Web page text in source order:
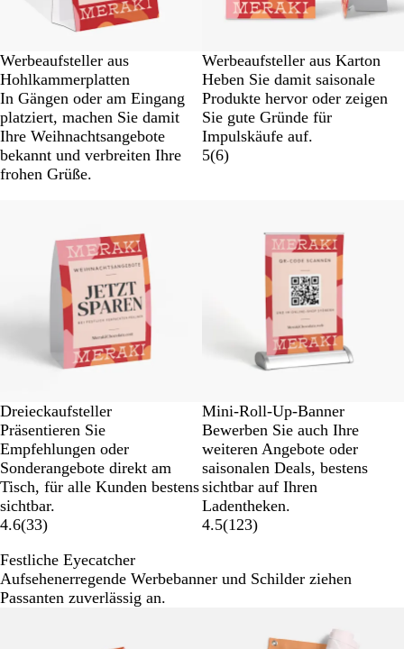
Werbeaufsteller aus
Hohlkammerplatten
In Gängen oder am Eingang
platziert, machen Sie damit
Ihre Weihnachtsangebote
bekannt und verbreiten Ihre
frohen Grüße.
Werbeaufsteller aus Karton
Heben Sie damit saisonale
Produkte hervor oder zeigen
Sie gute Gründe für
Impulskäufe auf.
5(6)
Dreieckaufsteller
Präsentieren Sie
Empfehlungen oder
Sonderangebote direkt am
Tisch, für alle Kunden bestens
sichtbar.
4.6(33)
Mini-Roll-Up-Banner
Bewerben Sie auch Ihre
weiteren Angebote oder
saisonalen Deals, bestens
sichtbar auf Ihren
Ladentheken.
4.5(123)
Festliche Eyecatcher
Aufsehenerregende Werbebanner und Schilder ziehen
Passanten zuverlässig an.